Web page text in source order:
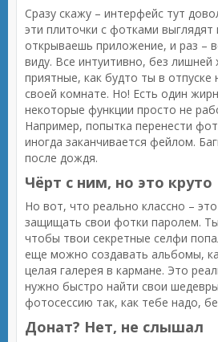
Сразу скажу – интерфейс тут
эти плиточки с фотками
открываешь приложение, и раз –
виду. Все интуитивно, без
приятные, как будто ты в отпуске
своей комнате. Но! Есть один
некоторые функции просто не
Например, попытка перенести
иногда заканчивается фейлом.
после дождя.
Чёрт с ним, но это круто
Но вот, что реально классно –
защищать свои фотки паролем.
чтобы твои секретные селфи
еще можно создавать альбомы,
целая галерея в кармане. Это
нужно быстро найти свои
фотосессию так, как тебе надо,
Донат? Нет, не слышал